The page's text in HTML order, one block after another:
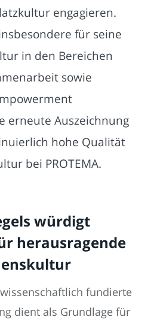
engagieren.
für seine
in den Bereichen
sowie
erneute Auszeichnung
hohe Qualität
bei PROTEMA.
würdigt
herausragende
fundierte
dient als Grundlage für